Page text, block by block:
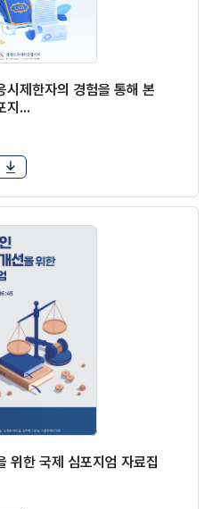
시제한자의 경험을 통해 본
지...
위한 국제 심포지엄 자료집